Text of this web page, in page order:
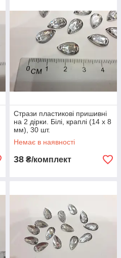
Стрази пластикові пришивні
на 2 дірки. Білі, краплі (14 х 8
мм), 30 шт.
Немає в наявності
38 ₴/комплект